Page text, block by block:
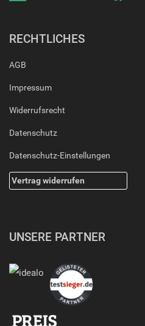
RECHTLICHES
AGB
Impressum
Widerrufsrecht
Datenschutz
Datenschutz-Einstellungen
Vertrag widerrufen
UNSERE PARTNER